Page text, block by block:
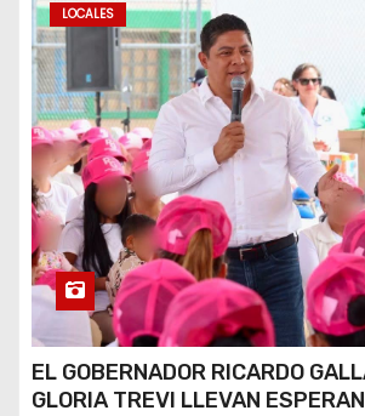
LOCALES
EL GOBERNADOR RICARDO
GLORIA TREVI LLEVAN